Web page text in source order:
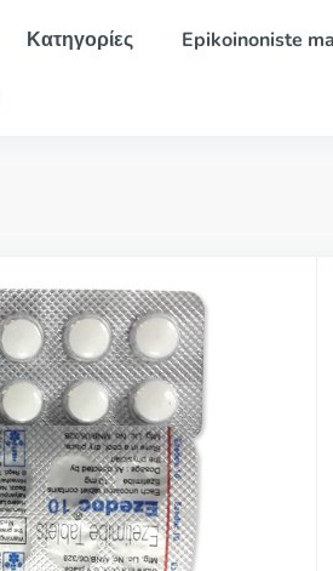
Κατηγορίες Epikoinoniste